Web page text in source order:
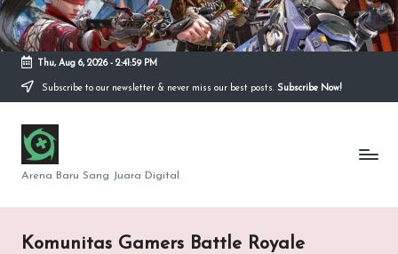
Skip
content
Thu, Aug 6, 2026- 2:41:59 PM
Subscribe to our newsletter & never miss our best posts. Subscribe Now!
S
e
p
u
Arena Baru Sang Juara Digital.
Komunitas Gamers Battle Royale